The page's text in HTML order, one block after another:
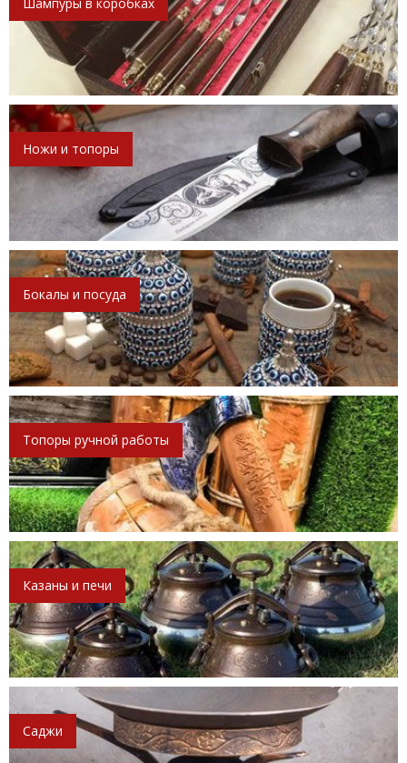
Ножи и топоры
Бокалы и посуда
Топоры ручной работы
Казаны и печи
Саджи